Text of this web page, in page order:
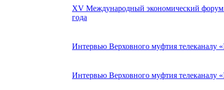
XV Международный экономический форум
года
Интервью Верховного муфтия телеканалу
Интервью Верховного муфтия телеканалу